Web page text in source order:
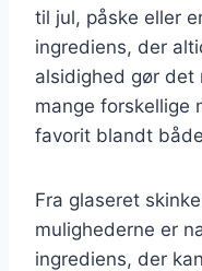
til jul, påske eller
ingrediens, der
alsidighed gør det
mange forskellige
favorit blandt
Fra glaseret
mulighederne er
ingrediens, der